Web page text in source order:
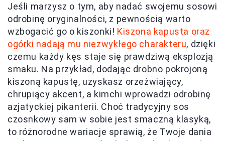
Jeśli marzysz o tym, aby nadać swojemu sosowi
odrobinę oryginalności, z pewnością warto
wzbogacić go o kiszonki! Kiszona kapusta oraz
ogórki nadają mu niezwykłego charakteru, dzięki
czemu każdy kęs staje się prawdziwą eksplozją
smaku. Na przykład, dodając drobno pokrojoną
kiszoną kapustę, uzyskasz orzeźwiający,
chrupiący akcent, a kimchi wprowadzi odrobinę
azjatyckiej pikanterii. Choć tradycyjny sos
czosnkowy sam w sobie jest smaczną klasyką,
to różnorodne wariacje sprawią, że Twoje dania